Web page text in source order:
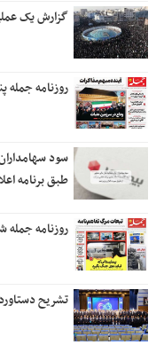
گزارش یک
روزنامه جمله
طبق برنامه
روزنامه جمله شنبه ۲۷
تشریح